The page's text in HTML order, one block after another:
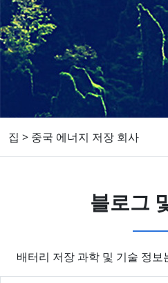
집 > 중국 에너지 저장 회사
블로그
배터리 저장 과학 및 기술 정